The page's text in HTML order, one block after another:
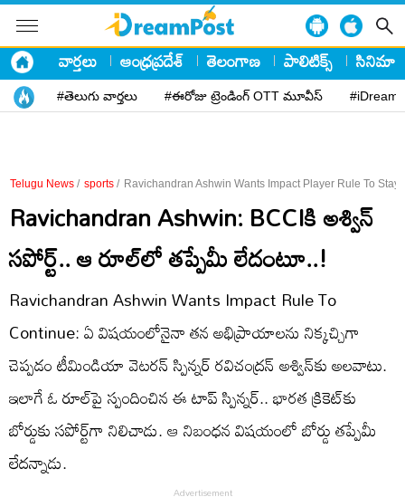
వార్తలు ఆంధ్రప్రదేశ్ తెలంగాణ పాలిటిక్స్ సినిమా
#తెలుగు వార్తలు #ఈరోజు ట్రెండింగ్ OTT మూవీస్
Telugu News / sports / Ravichandran Ashwin Wants Impact Player Rule To Stay
Ravichandran Ashwin: BCCIకి అశ్విన్
సపోర్ట్.. ఆ రూల్​లో తప్పేమీ లేదంటూ..!
Ravichandran Ashwin Wants Impact Rule To
Continue: ఏ విషయంలోనైనా తన అభిప్రాయాలను నిక్కచ్చిగా
చెప్పడం టీమిండియా వెటరన్ స్పిన్నర్ రవిచంద్రన్ అశ్విన్​కు అలవాటు.
ఇలాగే ఓ రూల్​పై స్పందించిన ఈ టాప్ స్పిన్నర్.. భారత క్రికెట్​కు
బోర్డుకు సపోర్ట్​గా నిలిచాడు. ఆ నిబంధన విషయంలో బోర్డు తప్పేమీ
లేదన్నాడు.